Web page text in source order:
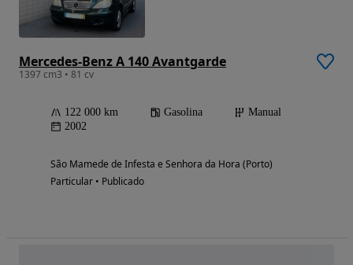
Mercedes-Benz A 140 Avantgarde
1397 cm3 • 81 cv
122 000 km Gasolina
Manual
2002
São Mamede de Infesta e Senhora da Hora (Porto)
Particular • Publicado